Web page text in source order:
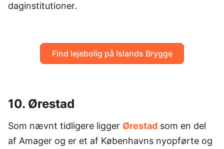
daginstitutioner.
Find lejebolig på Islands Brygge
10. Ørestad
Som nævnt tidligere ligger Ørestad som en del
af Amager og er et af Københavns nyopførte og